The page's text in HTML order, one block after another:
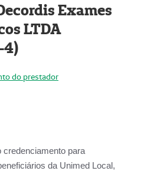
Exames
LTDA
4)
do prestador
credenciamento para
da Unimed Local,